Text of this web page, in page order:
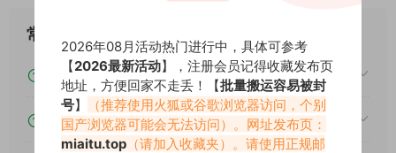
常见问题
素材图片是在线观看吗？
我不会解压怎么办？
2026年08月活动热门进行中，具体可参考
【2026最新活动】，注册会员记得收藏发布页
地址，方便回家不走丢！【批量搬运容易被封
号】
（推荐使用火狐或谷歌浏览器访问，个别
国产浏览器可能会无法访问）。网址发布页：
miaitu.top （请加入收藏夹）。请使用正规邮